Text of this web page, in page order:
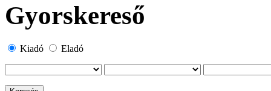
Gyorskereső
Kiadó Eladó